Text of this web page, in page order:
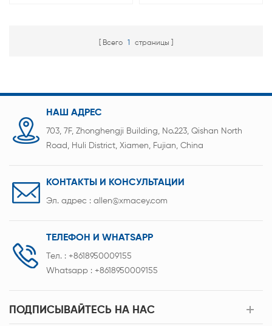
электрода ячеекВсего 1 страницы
НАШ АДРЕС
703, 7F, Zhonghengji Building, No.223, Qishan North
Road, Huli District, Xiamen, Fujian, China
КОНТАКТЫ И КОНСУЛЬТАЦИИ
Эл. адрес : allen@xmacey.com
ТЕЛЕФОН И WHATSAPP
Тел. : +8618950009155
Whatsapp : +8618950009155
ПОДПИСЫВАЙТЕСЬ НА НАС